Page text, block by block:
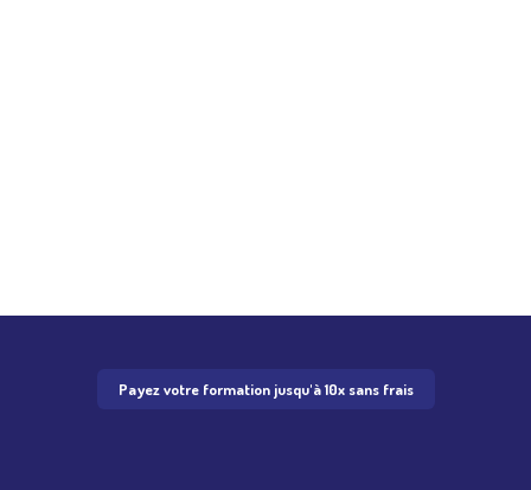
Payez votre formation jusqu'à 10x sans frais